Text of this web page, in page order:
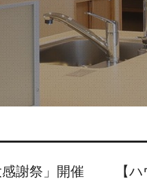
感謝祭」開催 【ハ